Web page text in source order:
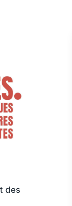
des